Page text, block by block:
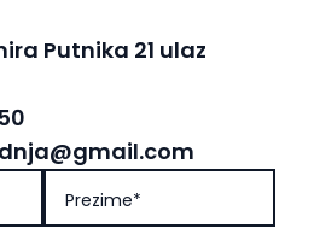
Putnika 21 ulaz
Prezime*